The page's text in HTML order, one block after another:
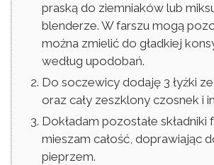
praską do ziemniaków lub
blenderze. W farszu mogą
można zmielić do gładkiej
według upodobań.
Do soczewicy dodaję 3 łyżki
oraz cały zeszklony czosnek i
Dokładam pozostałe składniki
mieszam całość, doprawiając
pieprzem.